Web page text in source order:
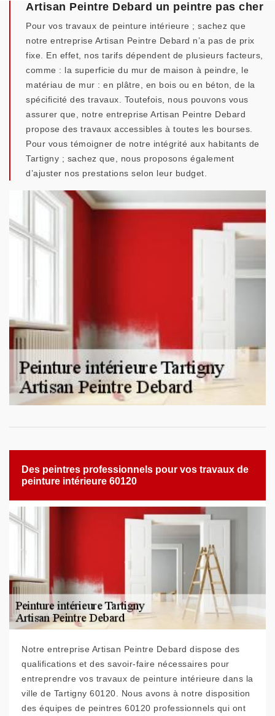
Artisan Peintre Debard un peintre pas cher
Pour vos travaux de peinture intérieure ; sachez que
notre entreprise Artisan Peintre Debard n’a pas de prix
fixe. En effet, nos tarifs dépendent de plusieurs facteurs,
comme : la superficie du mur de maison à peindre, le
matériau de mur : en plâtre, en bois ou en béton, de la
spécificité des travaux. Toutefois, nous pouvons vous
assurer que, notre entreprise Artisan Peintre Debard
propose des travaux accessibles à toutes les bourses.
Pour vous témoigner de notre intégrité aux habitants de
Tartigny ; sachez que, nous proposons également
d’ajuster nos prestations selon leur budget.
Des peintres professionnels pour vos travaux de
peinture intérieure 60120
Notre entreprise Artisan Peintre Debard dispose des
qualifications et des savoir-faire nécessaires pour
entreprendre vos travaux de peinture intérieure dans la
ville de Tartigny 60120. Nous avons à notre disposition
des équipes de peintres 60120 professionnels qui ont